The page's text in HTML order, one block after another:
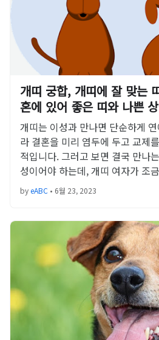
개띠 궁합, 개띠에 잘 맞는
혼에 있어 좋은 띠와 나쁜
개띠는 이성과 만나면 단순하게
라 결혼을 미리 염두에 두고 교제
적입니다. 그러고 보면 결국 만나
성이어야 하는데, 개띠 여자가 조
byeABC • 6월 23, 2023